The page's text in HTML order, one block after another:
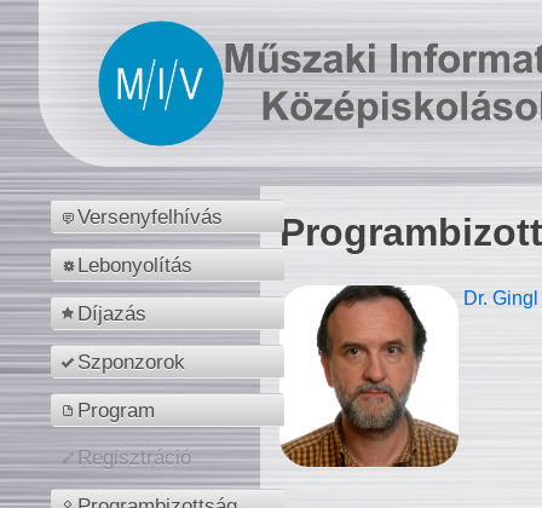
Versenyfelhívás
Lebonyolítás
Díjazás
Szponzorok
Program
Regisztráció
Dr.